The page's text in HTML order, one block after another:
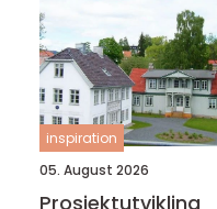
inspiration
05. August 2026
Prosjektutvikling